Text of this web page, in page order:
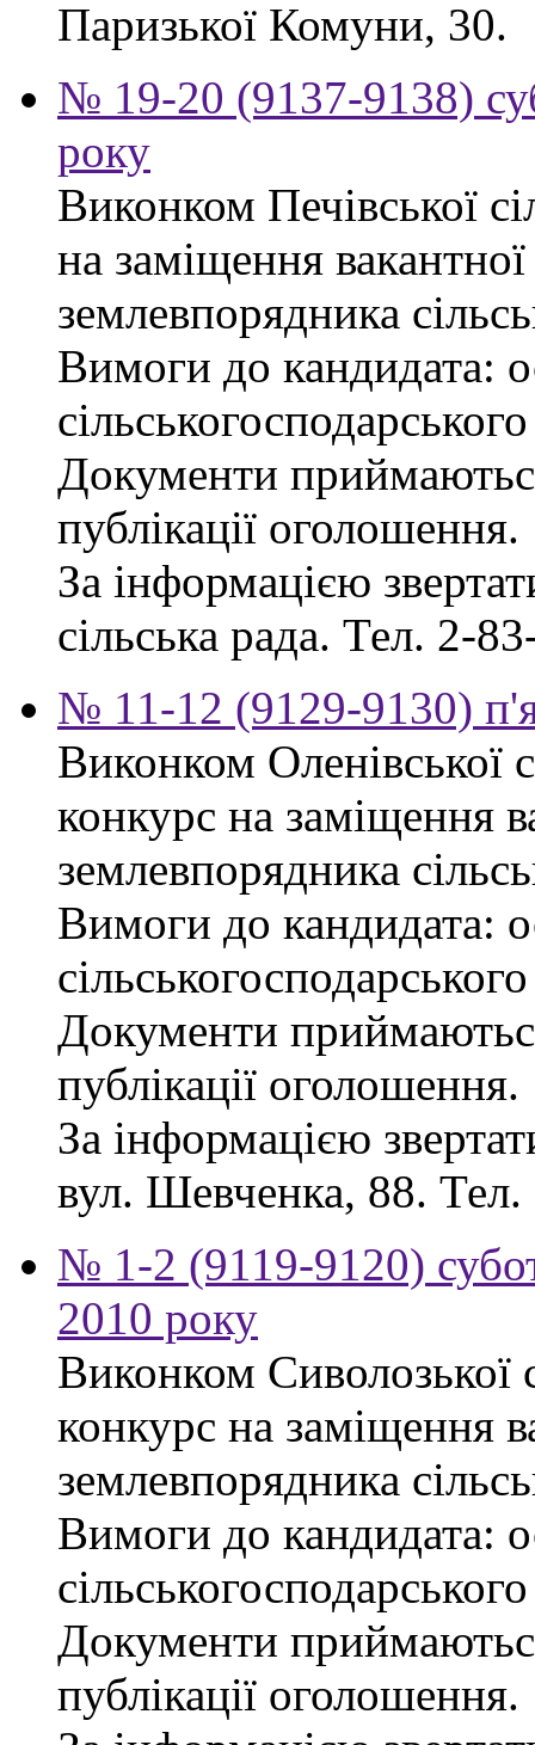
Паризької Комуни, 30.
№ 19-20 (9137-9138)
року
Виконком Печівської
на заміщення
землевпорядника
Вимоги до кандидата:
Документи
публікації оголошення.
За інформацією
сільська рада. Тел. 2-
№ 11-12 (9129-9130)
Виконком Оленівської
конкурс на заміщення
землевпорядника
Вимоги до кандидата:
Документи
публікації оголошення.
За інформацією
вул. Шевченка, 88.
№ 1-2 (9119-9120)
2010 року
Виконком Сиволозької
конкурс на заміщення
землевпорядника
Вимоги до кандидата:
Документи
публікації оголошення.